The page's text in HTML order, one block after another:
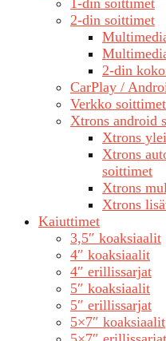
1-din soittimet
2-din soittimet
2-din
CarPlay /
Verkko soittimet
Xtrons android
Xtrons
Xtrons
soittimet
Xtrons
Xtrons
Kaiuttimet
3,5″ koaksiaalit
4″ koaksiaalit
4″ erillissarjat
5″ koaksiaalit
5″ erillissarjat
5×7″ koaksiaalit